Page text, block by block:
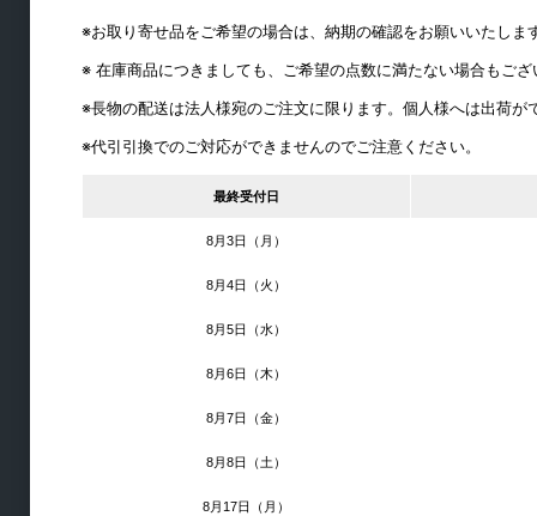
建築金物
※お取り寄せ品をご希望の場合は、納期の確認をお願いいたしま
※ 在庫商品につきましても、ご希望の点数に満たない場合もご
※長物の配送は法人様宛のご注文に限ります。個人様へは出荷が
※代引引換でのご対応ができませんのでご注意ください。
最終受付日
8月3日（月）
8月4日（火）
8月5日（水）
8月6日（木）
8月7日（金）
8月8日（土）
8月17日（月）